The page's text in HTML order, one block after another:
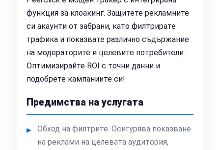
функция за клоакинг. Защитете рекламните
си акаунти от забрани, като филтрирате
трафика и показвате различно съдържание
на модераторите и целевите потребители.
Оптимизирайте ROI с точни данни и
подобрете кампаниите си!
Предимства на услугата
Обход на филтрите. Осигурява показване
на реклами на целевата аудитория,